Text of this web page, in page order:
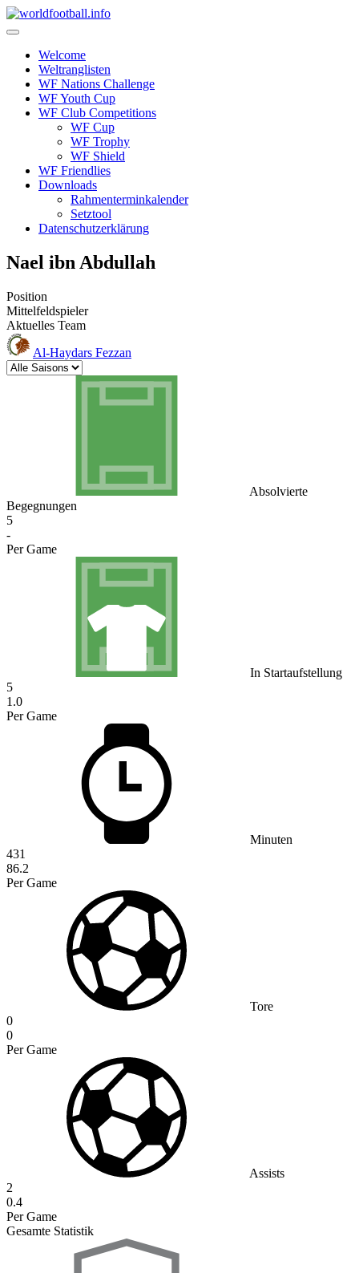
Skip
to
Welcome
Weltranglisten
WF Nations Challenge
WF Youth Cup
WF Club Competitions
WF Cup
WF Trophy
WF Shield
WF Friendlies
Downloads
Rahmenterminkalender
Setztool
Datenschutzerklärung
Nael ibn Abdullah
Position
Mittelfeldspieler
Aktuelles Team
Al-Haydars Fezzan
Absolvierte
Begegnungen
5
-
Per Game
In Startaufstellung
5
1.0
Per Game
Minuten
431
86.2
Per Game
Tore
0
0
Per Game
Assists
2
0.4
Per Game
Gesamte Statistik